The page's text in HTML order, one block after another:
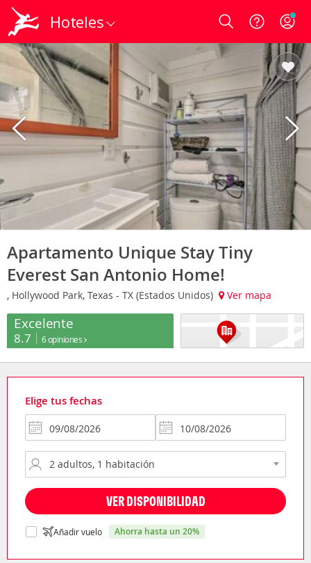
Hoteles Login
Apartamento Unique Stay Tiny
Everest San Antonio Home!
, Hollywood Park, Texas - TX (Estados Unidos) Ver mapa
Excelente
8.7 6 opiniones
Elige tus fechas
VER DISPONIBILIDAD
Añadir vuelo ahorra hasta un 20%